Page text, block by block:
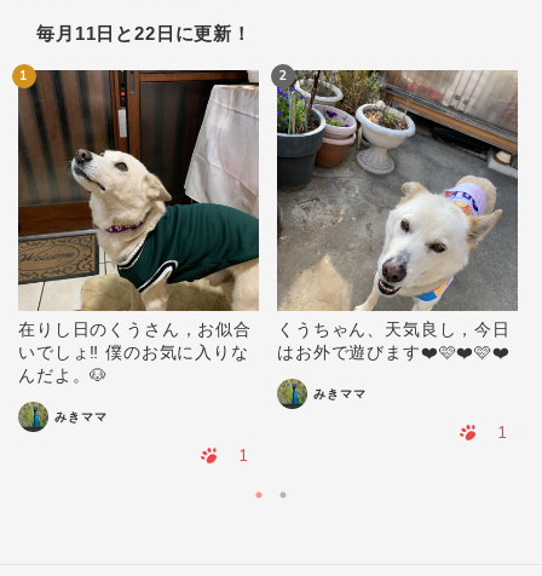
毎月11日と22日に更新！
1
在りし日のくうさん，お似合
いでしょ‼️ 僕のお気に入りな
んだよ。🐶
みきママ
1
2
くうちゃん、天気良し，今日
はお外で遊びます❤️🩷❤️🩷❤️
みきママ
1